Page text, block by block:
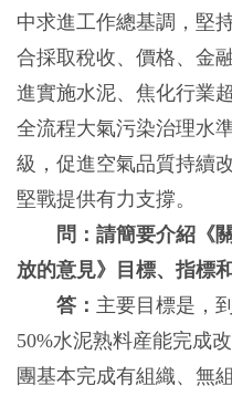
中求進工作總基調，堅
合採取稅收、價格、金
進實施水泥、焦化行業
全流程大氣污染治理水
級，促進空氣品質持續
堅戰提供有力支撐。
問：請簡要介紹《
放的意見》目標、指標
答： 主要目標是，
50%水泥熟料産能完成
團基本完成有組織、無